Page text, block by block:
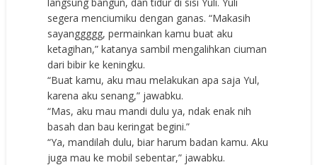
segera menciumiku dengan ganas. “Makasih
sayanggggg, permainkan kamu buat aku
ketagihan,” katanya sambil mengalihkan ciuman
dari bibir ke keningku.
“Buat kamu, aku mau melakukan apa saja Yul,
karena aku senang,” jawabku.
“Mas, aku mau mandi dulu ya, ndak enak nih
basah dan bau keringat begini.”
“Ya, mandilah dulu, biar harum badan kamu. Aku
juga mau ke mobil sebentar,” jawabku.